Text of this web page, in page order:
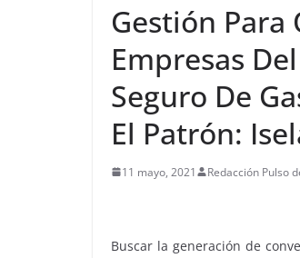
Gestión Para
Empresas
Seguro De
El Patrón:
11 mayo, 2021 Redacción Pulso
Buscar la generación de